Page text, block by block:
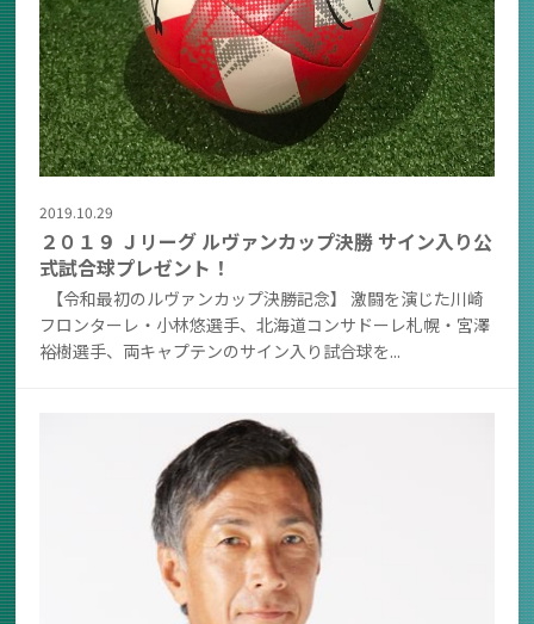
2019.10.29
２０１９ Ｊリーグ ルヴァンカップ決勝 サイン入り公
式試合球プレゼント！
【令和最初のルヴァンカップ決勝記念】 激闘を演じた川崎
フロンターレ・小林悠選手、北海道コンサドーレ札幌・宮澤
裕樹選手、両キャプテンのサイン入り試合球を...